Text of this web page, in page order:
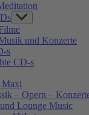
Show
sub
menuund Konzerte
s
CD-s
Maxi
– Opern –
Lounge Music